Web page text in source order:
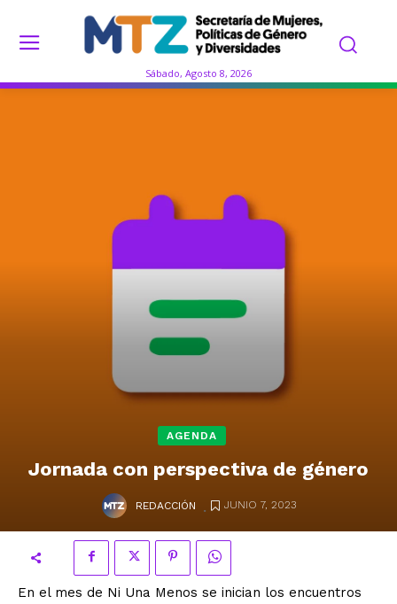
Sábado, Agosto 8, 2026
AGENDA
Jornada con perspectiva de género
REDACCIÓN . JUNIO 7, 2023
En el mes de Ni Una Menos se inician los encuentros